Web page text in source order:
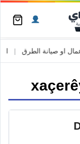
او صيانة الطرق